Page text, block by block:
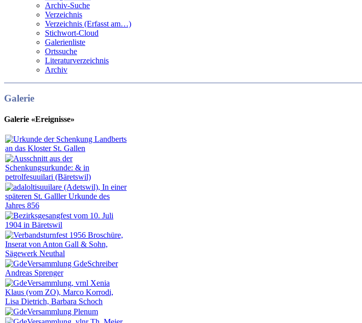
Archiv-Suche
Verzeichnis
Verzeichnis (Erfasst am…)
Stichwort-Cloud
Galerienliste
Ortssuche
Literaturverzeichnis
Archiv
Galerie
Galerie «Ereignisse»